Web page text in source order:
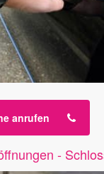
anrufen
-